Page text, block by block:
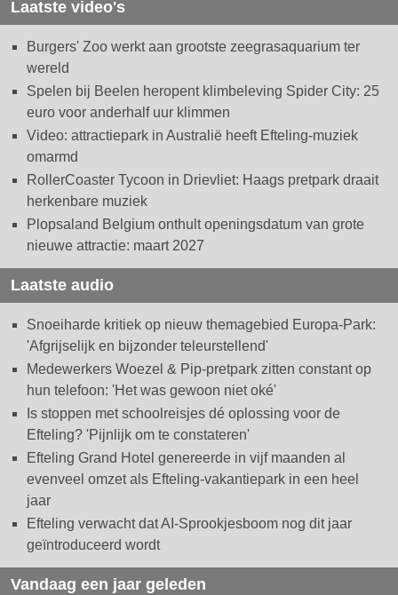
Laatste video's
Burgers' Zoo werkt aan grootste zeegrasaquarium ter
wereld
Spelen bij Beelen heropent klimbeleving Spider City: 25
euro voor anderhalf uur klimmen
Video: attractiepark in Australië heeft Efteling-muziek
omarmd
RollerCoaster Tycoon in Drievliet: Haags pretpark draait
herkenbare muziek
Plopsaland Belgium onthult openingsdatum van grote
nieuwe attractie: maart 2027
Laatste audio
Snoeiharde kritiek op nieuw themagebied Europa-Park:
'Afgrijselijk en bijzonder teleurstellend'
Medewerkers Woezel & Pip-pretpark zitten constant op
hun telefoon: 'Het was gewoon niet oké'
Is stoppen met schoolreisjes dé oplossing voor de
Efteling? 'Pijnlijk om te constateren'
Efteling Grand Hotel genereerde in vijf maanden al
evenveel omzet als Efteling-vakantiepark in een heel
jaar
Efteling verwacht dat AI-Sprookjesboom nog dit jaar
geïntroduceerd wordt
Vandaag een jaar geleden